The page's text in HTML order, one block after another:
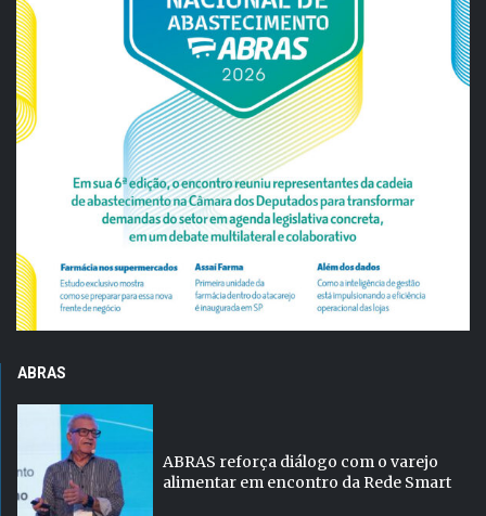
ABRAS
ABRAS reforça diálogo com o varejo
alimentar em encontro da Rede Smart